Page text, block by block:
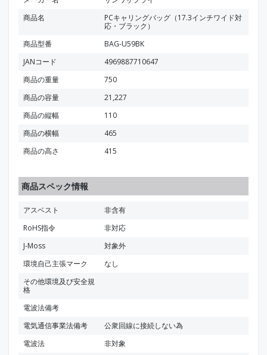
商品名
PCキャリングバッグ（17.3インチワイド対
応・ブラック）
商品型番
BAG-U59BK
JANコード
4969887710647
商品の重量
750
商品の容量
21,227
商品の縦幅
110
商品の横幅
465
商品の高さ
415
商品スペック情報
アスベスト
非含有
RoHS指令
非対応
J-Moss
対象外
環境自己主張マーク
なし
その他環境及び安全規
格
電波法備考
電気通信事業法備考
公衆回線に接続しない為
電波法
非対象